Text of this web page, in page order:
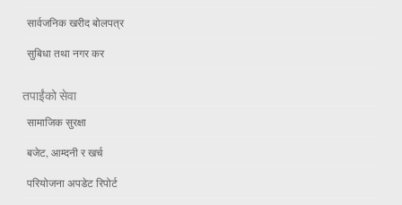
सार्वजनिक खरीद बोलपत्र
सुबिधा तथा नगर कर
तपाईंको सेवा
सामाजिक सुरक्षा
बजेट, आम्दनी र खर्च
परियोजना अपडेट रिपोर्ट